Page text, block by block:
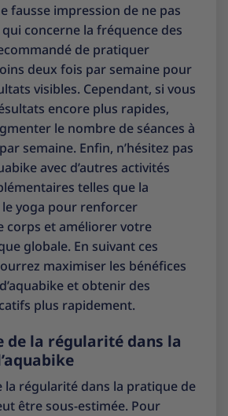
fausse impression de ne pas
concerne la fréquence des
de pratiquer
deux fois par semaine pour
visibles. Cependant, si vous
encore plus rapides,
le nombre de séances à
semaine. Enfin, n’hésitez pas
avec d’autres activités
telles que la
yoga pour renforcer
corps et améliorer votre
globale. En suivant ces
maximiser les bénéfices
et obtenir des
plus rapidement.
de la régularité dans la
la régularité dans la pratique de
être sous-estimée. Pour